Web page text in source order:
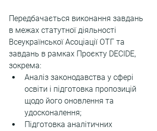
Передбачається виконання завдань
в межах статутної діяльності
Всеукраїнської Асоціації ОТГ та
завдань в рамках Проєкту DECIDE,
зокрема:
Аналіз законодавства у сфері
освіти і підготовка пропозицій
щодо його оновлення та
удосконалення;
Підготовка аналітичних